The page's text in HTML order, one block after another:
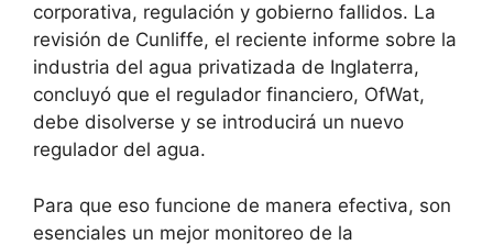
corporativa, regulación y gobierno fallidos. La
revisión de Cunliffe, el reciente informe sobre la
industria del agua privatizada de Inglaterra,
concluyó que el regulador financiero, OfWat,
debe disolverse y se introducirá un nuevo
regulador del agua.
Para que eso funcione de manera efectiva, son
esenciales un mejor monitoreo de la